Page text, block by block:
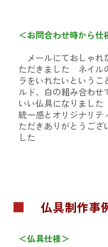
＜お問合わせ時から仕
メールにておしゃれ
ただきました ネイル
ラをいれたいという
ルド、白の組み合わせ
いい仏具になりまし
統一感とオリジナリ
ただきありがとうご
した
■ 仏具制作事
＜仏具仕様＞